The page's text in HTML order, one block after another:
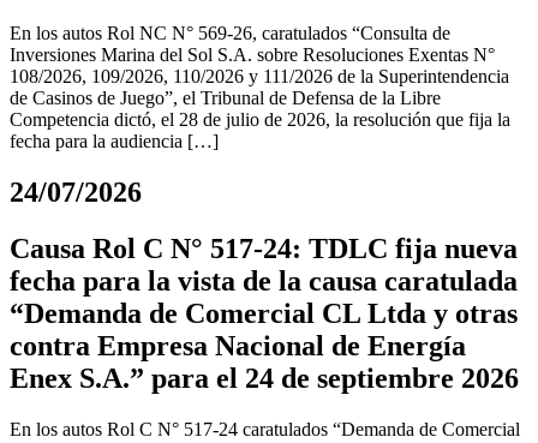
En los autos Rol NC N° 569-26, caratulados “Consulta de
Inversiones Marina del Sol S.A. sobre Resoluciones Exentas N°
108/2026, 109/2026, 110/2026 y 111/2026 de la Superintendencia
de Casinos de Juego”, el Tribunal de Defensa de la Libre
Competencia dictó, el 28 de julio de 2026, la resolución que fija la
fecha para la audiencia […]
24/07/2026
Causa Rol C N° 517-24: TDLC fija nueva
fecha para la vista de la causa caratulada
“Demanda de Comercial CL Ltda y otras
contra Empresa Nacional de Energía
Enex S.A.” para el 24 de septiembre 2026
En los autos Rol C N° 517-24 caratulados “Demanda de Comercial